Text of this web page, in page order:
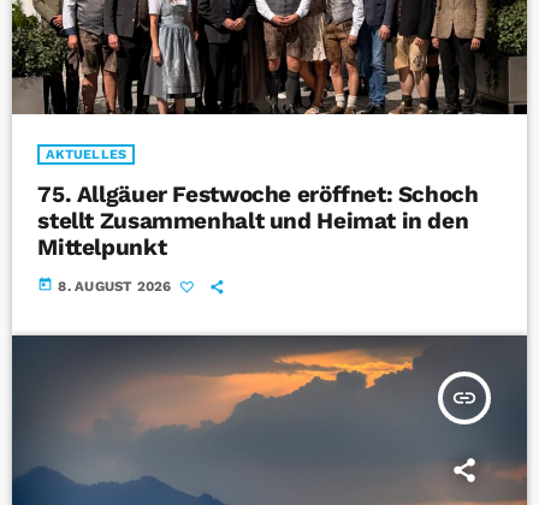
AKTUELLES
75. Allgäuer Festwoche eröffnet: Schoch
stellt Zusammenhalt und Heimat in den
Mittelpunkt
today 8. AUGUST 2026
insert_link